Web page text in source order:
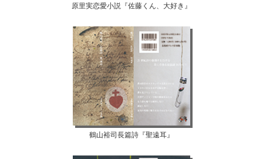
原里実恋愛小説『佐藤くん、大好き』
鶴山裕司長篇詩『聖遠耳』